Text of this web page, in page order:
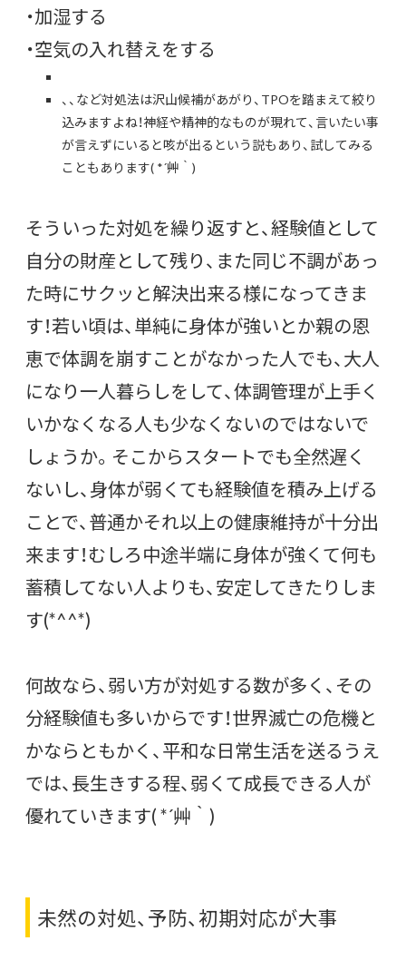
・加湿する
・空気の入れ替えをする
、、など対処法は沢山候補があがり、TPOを踏まえて絞り
込みますよね！神経や精神的なものが現れて、言いたい事
が言えずにいると咳が出るという説もあり、試してみる
こともあります( *´艸｀)
そういった対処を繰り返すと、経験値として
自分の財産として残り、また同じ不調があっ
た時にサクッと解決出来る様になってきま
す！若い頃は、単純に身体が強いとか親の恩
恵で体調を崩すことがなかった人でも、大人
になり一人暮らしをして、体調管理が上手く
いかなくなる人も少なくないのではないで
しょうか。そこからスタートでも全然遅く
ないし、身体が弱くても経験値を積み上げる
ことで、普通かそれ以上の健康維持が十分出
来ます！むしろ中途半端に身体が強くて何も
蓄積してない人よりも、安定してきたりしま
す(*^^*)
何故なら、弱い方が対処する数が多く、その
分経験値も多いからです！世界滅亡の危機と
かならともかく、平和な日常生活を送るうえ
では、長生きする程、弱くて成長できる人が
優れていきます( *´艸｀)
未然の対処、予防、初期対応が大事